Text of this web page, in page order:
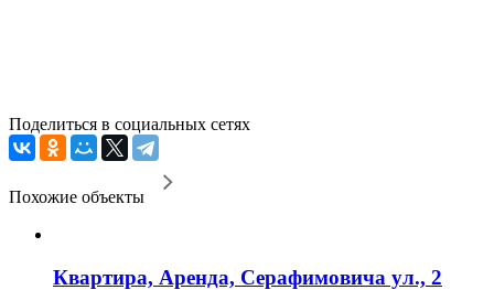
Поделиться в социальных сетях
Похожие объекты
Квартира, Аренда, Серафимовича ул., 2